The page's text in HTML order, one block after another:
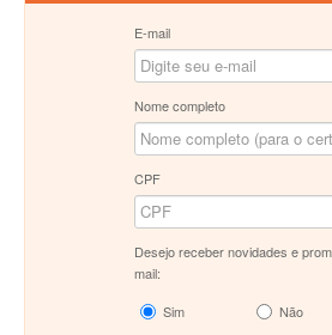
E-mail
Nome completo
CPF
Desejo receber novidades e
mail:
Sim
Não